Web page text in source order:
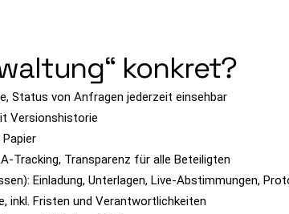
konkret?
Status von Anfragen jederzeit einsehbar
Versionshistorie
Tracking, Transparenz für alle Beteiligten
Einladung, Unterlagen, Live-Abstimmungen,
inkl. Fristen und Verantwortlichkeiten